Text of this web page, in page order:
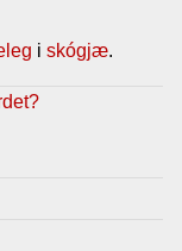
i skógjæ.